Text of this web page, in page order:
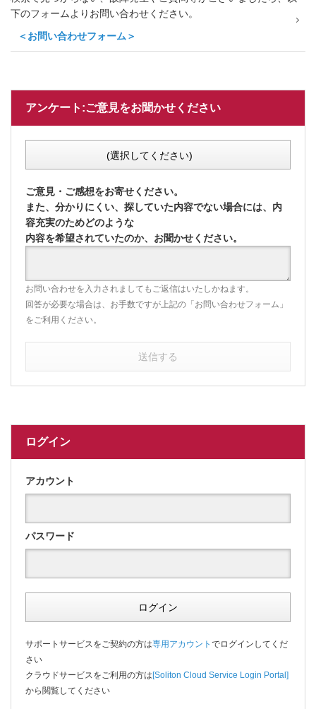
下のフォームよりお問い合わせください。
＜お問い合わせフォーム＞
アンケート:ご意見をお聞かせください
(選択してください)
ご意見・ご感想をお寄せください。
また、分かりにくい、探していた内容でない場合には、内
容充実のためどのような
内容を希望されていたのか、お聞かせください。
お問い合わせを入力されましてもご返信はいたしかねます。
回答が必要な場合は、お手数ですが上記の「お問い合わせフォーム」
をご利用ください。
送信する
ログイン
アカウント
パスワード
ログイン
サポートサービスをご契約の方は専用アカウント でログインしてくだ
さい
クラウドサービスをご利用の方は[Soliton Cloud Service Login Portal]
から閲覧してください